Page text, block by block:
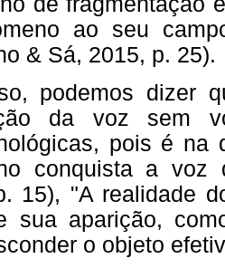
ao seu
& Sá, 2015, p. 25).
podemos dizer
da voz sem
pois é na
conquista a
15), "A realidade
sua aparição,
o objeto